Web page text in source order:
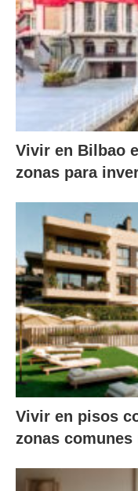
Vivir en Bilbao
zonas para
Vivir en pisos
zonas comunes